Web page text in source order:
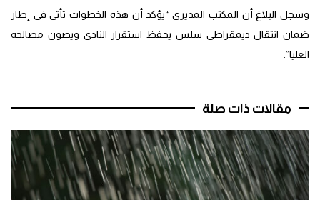
وسجل البلاغ أن المكتب المديري “يؤكد أن هذه الخطوات تأتي في إطار
ضمان انتقال ديمقراطي سلس يحفظ استقرار النادي ويصون مصالحه
العليا”.
مقالات ذات صلة